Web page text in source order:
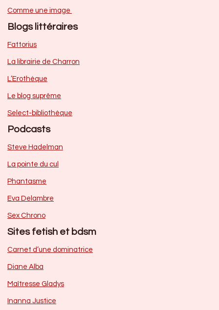
Comme une image
Blogs littéraires
Fattorius
La librairie de Charron
L’Erothèque
Le blog suprême
Select-bibliothèque
Podcasts
Steve Hadelman
La pointe du cul
Phantasme
Eva Delambre
Sex Chrono
Sites fetish et bdsm
Carnet d’une dominatrice
Diane Alba
Maîtresse Gladys
Inanna Justice